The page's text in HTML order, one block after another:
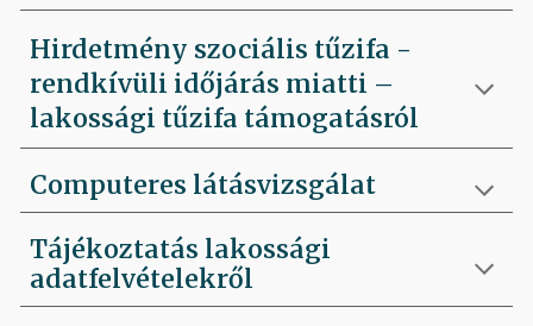
Hirdetmény szociális tűzifa -
rendkívüli időjárás miatti –
lakossági tűzifa támogatásról
Computeres látásvizsgálat
Tájékoztatás lakossági
adatfelvételekről